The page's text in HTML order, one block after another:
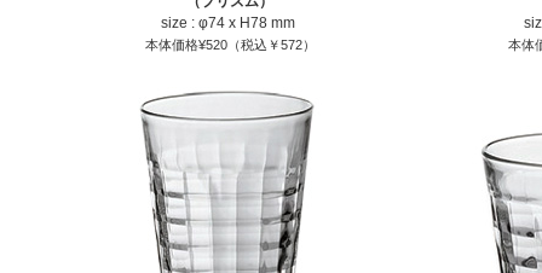
size : φ74 x H78 mm
本体価格¥520（税込￥572） 本体